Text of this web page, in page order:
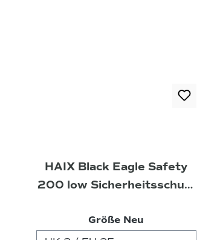
HAIX Black Eagle Safety
200 low Sicherheitsschuh,
Größe Neu